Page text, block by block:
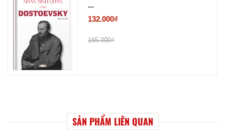
...
132.000₫
165.000₫
SẢN PHẨM LIÊN QUAN